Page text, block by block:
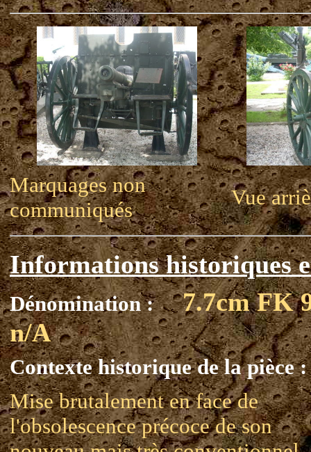
Marquages non
communiqués
Vue
Informations historiques
Dénomination :
7.7cm FK
n/A
Contexte historique de la pièce :
Mise brutalement en face de
l'obsolescence précoce de son